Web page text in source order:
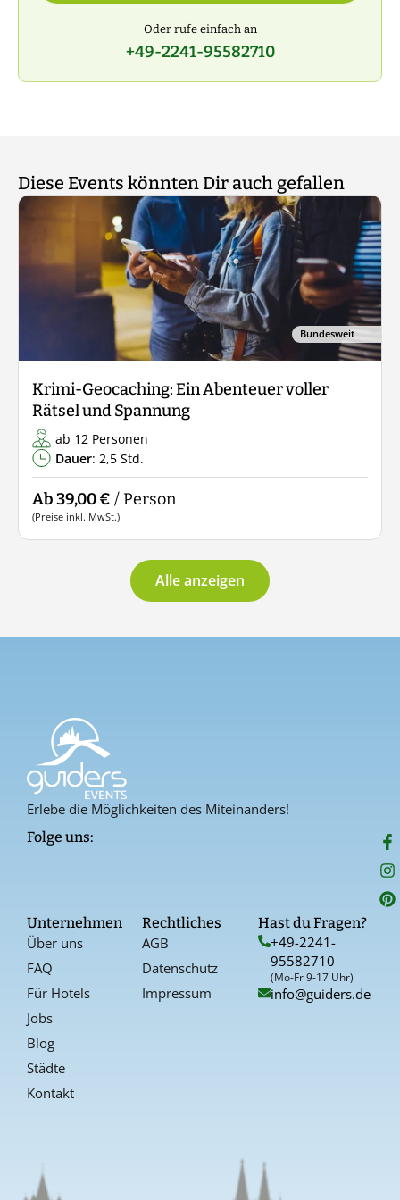
Oder rufe einfach an
+49-2241-95582710
Diese Events könnten Dir auch gefallen
Bundesweit
Krimi-Geocaching: Ein Abenteuer voller
Rätsel und Spannung
ab 12 Personen
Dauer: 2,5 Std.
Ab 39,00 € / Person
(Preise inkl. MwSt.)
Alle anzeigen
Erlebe die Möglichkeiten des Miteinanders!
Folge uns: F
a
c
e
b
I
n
s
t
a
P
i
n
t
e
Unternehmen
Über uns
FAQ
Für Hotels
Jobs
Blog
Städte
Kontakt
Rechtliches
AGB
Datenschutz
Impressum
Hast du Fragen?
+49-2241-
95582710
(Mo-Fr 9-17 Uhr)
info@guiders.de